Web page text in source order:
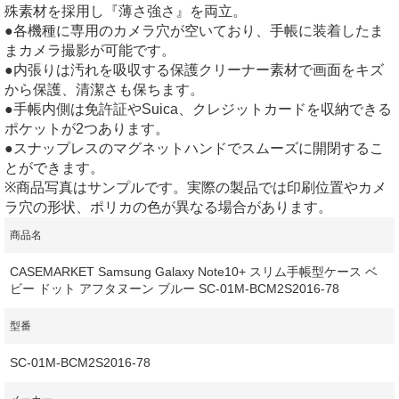
殊素材を採用し『薄さ強さ』を両立。
●各機種に専用のカメラ穴が空いており、手帳に装着したま
まカメラ撮影が可能です。
●内張りは汚れを吸収する保護クリーナー素材で画面をキズ
から保護、清潔さも保ちます。
●手帳内側は免許証やSuica、クレジットカードを収納できる
ポケットが2つあります。
●スナップレスのマグネットハンドでスムーズに開閉するこ
とができます。
※商品写真はサンプルです。実際の製品では印刷位置やカメ
ラ穴の形状、ポリカの色が異なる場合があります。
商品名
CASEMARKET Samsung Galaxy Note10+ スリム手帳型ケース ベ
ビー ドット アフタヌーン ブルー SC-01M-BCM2S2016-78
型番
SC-01M-BCM2S2016-78